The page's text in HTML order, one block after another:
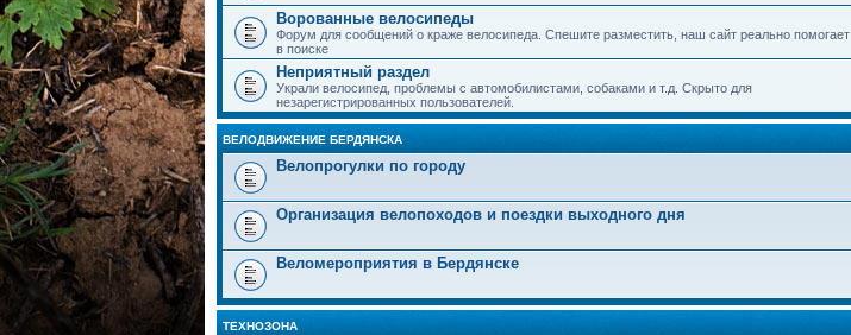
Ворованные велосипеды
Форум для сообщений о краже велосипеда. Спешите разместить, наш сайт реально помогает
в поиске
Неприятный раздел
Украли велосипед, проблемы с автомобилистами, собаками и т.д. Скрыто для
незарегистрированных пользователей.
ВЕЛОДВИЖЕНИЕ БЕРДЯНСКА
Велопрогулки по городу
Организация велопоходов и поездки выходного дня
Веломероприятия в Бердянске
ТЕХНОЗОНА